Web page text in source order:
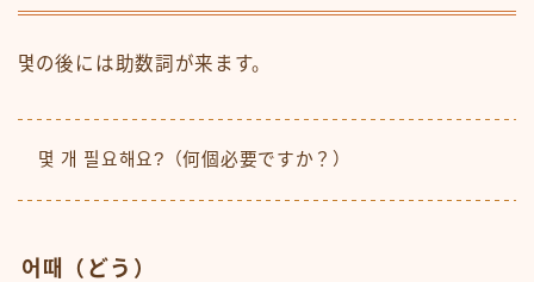
몇の後には助数詞が来ます。
몇 개 필요해요?（何個必要ですか？）
어때（どう）